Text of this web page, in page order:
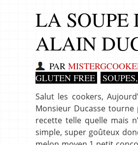
LA SOUPE
ALAIN
PAR
GLUTEN FREE
Salut les cookers,
Monsieur Ducasse
recette telle quelle mais
simple, super goûteux